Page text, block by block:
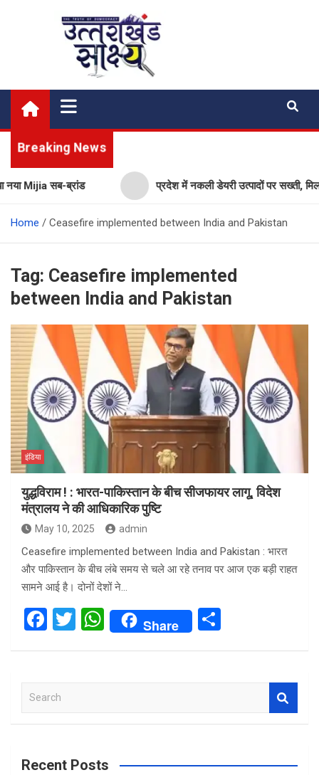
Uttarakhand Shakshya
My News Portal
Breaking News
Mijia सब-ब्रांड प्रदेश में नकली डेयरी उत्पादों पर सख्ती,
Home Ceasefire implemented between India and Pakistan
Tag: Ceasefire implemented
between India and Pakistan
इंडिया
युद्धविराम ! : भारत-पाकिस्तान के बीच सीजफायर लागू, विदेश
मंत्रालय ने की आधिकारिक पुष्टि
May 10, 2025 admin
Ceasefire implemented between India and Pakistan : भारत
और पाकिस्तान के बीच लंबे समय से चले आ रहे तनाव पर आज एक बड़ी राहत
सामने आई है। दोनों देशों ने…
F
b
o
o
k
T
W
h
p
p
Share
a
c
Recent Posts